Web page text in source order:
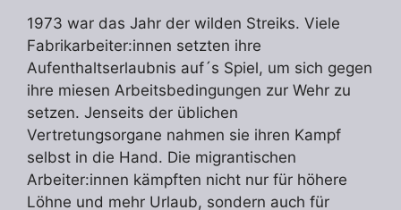
1973 war das Jahr der wilden Streiks. Viele
Fabrikarbeiter:innen setzten ihre
Aufenthaltserlaubnis auf´s Spiel, um sich gegen
ihre miesen Arbeitsbedingungen zur Wehr zu
setzen. Jenseits der üblichen
Vertretungsorgane nahmen sie ihren Kampf
selbst in die Hand. Die migrantischen
Arbeiter:innen kämpften nicht nur für höhere
Löhne und mehr Urlaub, sondern auch für